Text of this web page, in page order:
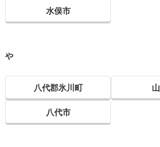
水俣市
や
八代郡氷川町
八代市